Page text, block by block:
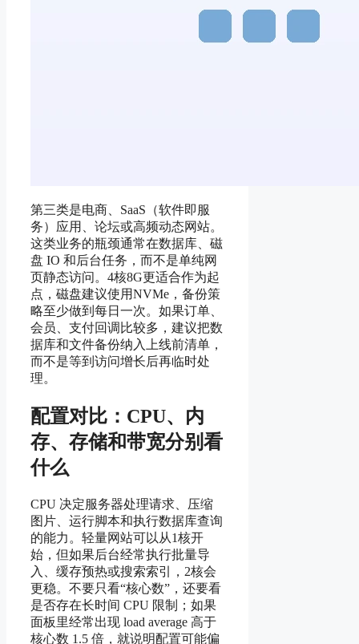
第三类是电商、SaaS（软件即服
务）应用、论坛或高频动态网站。
这类业务的瓶颈通常在数据库、磁
盘 IO 和后台任务，而不是单纯网
页静态访问。4核8G更适合作为起
点，磁盘建议使用NVMe，备份策
略至少做到每日一次。如果订单、
会员、支付回调比较多，建议把数
据库和文件备份纳入上线前清单，
而不是等到访问增长后再临时处
理。
配置对比：CPU、内
存、存储和带宽分别看
什么
CPU 决定服务器处理请求、压缩
图片、运行脚本和执行数据库查询
的能力。轻量网站可以从1核开
始，但如果后台经常执行批量导
入、缓存预热或搜索索引，2核会
更稳。不要只看“核心数”，还要看
是否存在长时间 CPU 限制；如果
面板里经常出现 load average 高于
核心数 1.5 倍，就说明配置可能偏